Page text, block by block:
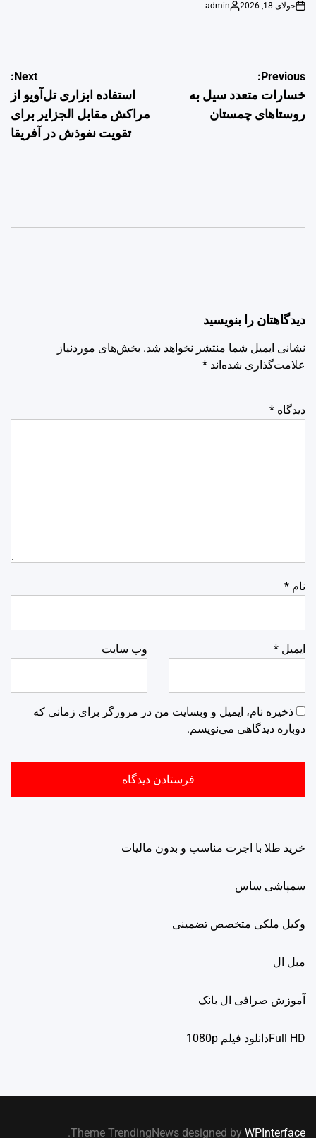
on
جولای 18, 2026
Posted
admin
راهبری
نوشته
Previous:
خسارات متعدد سیل به
روستاهای چمستان
Next:
استفاده ابزاری تل‌آویو از
مراکش مقابل الجزایر برای
تقویت نفوذش در آفریقا
دیدگاهتان را بنویسید
نشانی ایمیل شما منتشر نخواهد شد. بخش‌های موردنیاز
علامت‌گذاری شده‌اند *
دیدگاه *
نام *
ایمیل * وب‌ سایت
ذخیره نام، ایمیل و وبسایت من در مرورگر برای زمانی که
دوباره دیدگاهی می‌نویسم.
خرید طلا با اجرت مناسب و بدون مالیات
سمپاشی ساس
وکیل ملکی متخصص تضمینی
مبل ال
آموزش صرافی ال بانک
Full HDدانلود فيلم 1080p
Theme TrendingNews designed by WPInterface
.